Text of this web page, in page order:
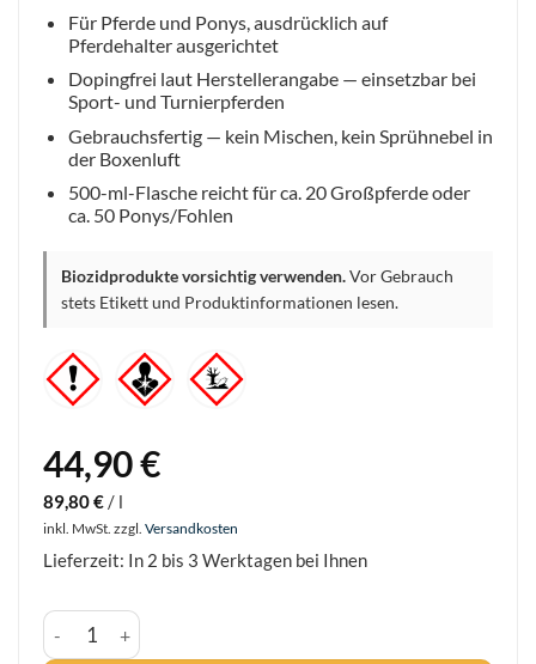
Für Pferde und Ponys, ausdrücklich auf
Pferdehalter ausgerichtet
Dopingfrei laut Herstellerangabe — einsetzbar bei
Sport- und Turnierpferden
Gebrauchsfertig — kein Mischen, kein Sprühnebel in
der Boxenluft
500-ml-Flasche reicht für ca. 20 Großpferde oder
ca. 50 Ponys/Fohlen
Biozidprodukte vorsichtig verwenden.Vor Gebrauch
stets Etikett und Produktinformationen lesen.
44,90€
89,80€/ l
inkl. MwSt. zzgl. Versandkosten
Lieferzeit: In 2 bis 3 Werktagen bei Ihnen
INSEKTENBREMSE pour-on – Dopingfreier Insektenschutz